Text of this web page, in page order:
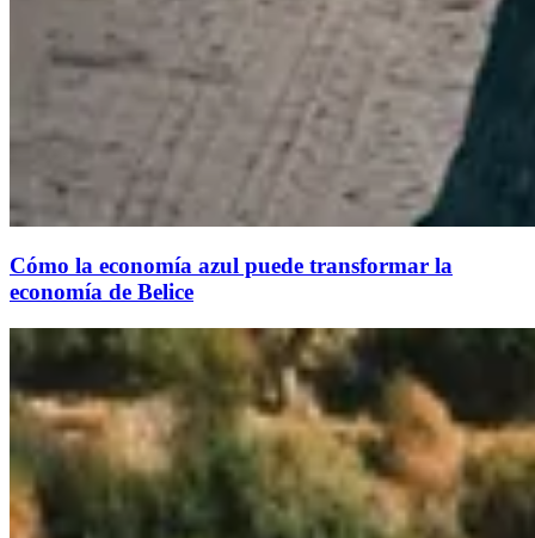
Cómo la economía azul puede transformar la
economía de Belice